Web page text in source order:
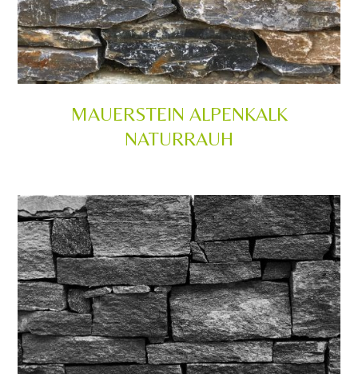
MAUERSTEIN ALPENKALK
NATURRAUH